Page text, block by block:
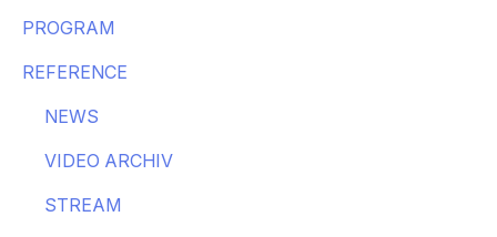
PROGRAM
REFERENCE
NEWS
VIDEO ARCHIV
STREAM